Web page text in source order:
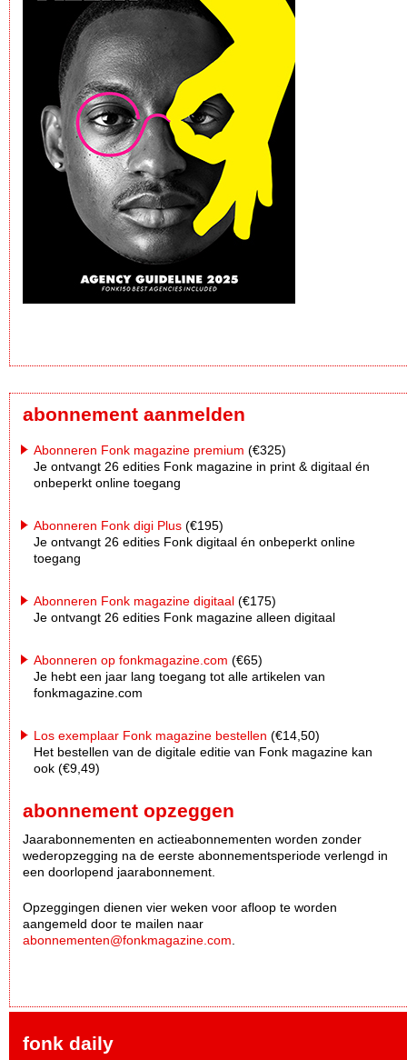
abonnement aanmelden
Abonneren Fonk magazine premium (€325)
Je ontvangt 26 edities Fonk magazine in print & digitaal én
onbeperkt online toegang
Abonneren Fonk digi Plus (€195)
Je ontvangt 26 edities Fonk digitaal én onbeperkt online
toegang
Abonneren Fonk magazine digitaal (€175)
Je ontvangt 26 edities Fonk magazine alleen digitaal
Abonneren op fonkmagazine.com (€65)
Je hebt een jaar lang toegang tot alle artikelen van
fonkmagazine.com
Los exemplaar Fonk magazine bestellen (€14,50)
Het bestellen van de digitale editie van Fonk magazine kan
ook (€9,49)
abonnement opzeggen
Jaarabonnementen en actieabonnementen worden zonder
wederopzegging na de eerste abonnementsperiode verlengd in
een doorlopend jaarabonnement.
Opzeggingen dienen vier weken voor afloop te worden
aangemeld door te mailen naar
abonnementen@fonkmagazine.com.
fonk daily